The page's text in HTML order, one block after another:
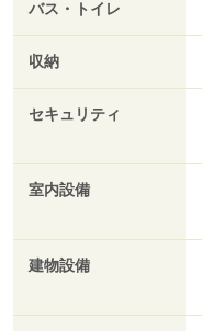
バス・トイレ
収納
セキュリティ
室内設備
建物設備